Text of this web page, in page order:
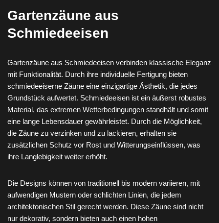
Gartenzäune aus
Schmiedeeisen
Gartenzäune aus Schmiedeeisen verbinden klassische Eleganz
mit Funktionalität. Durch ihre individuelle Fertigung bieten
schmiedeeiserne Zäune eine einzigartige Ästhetik, die jedes
Grundstück aufwertet. Schmiedeeisen ist ein äußerst robustes
Material, das extremen Wetterbedingungen standhält und somit
eine lange Lebensdauer gewährleistet. Durch die Möglichkeit,
die Zäune zu verzinken und zu lackieren, erhalten sie
zusätzlichen Schutz vor Rost und Witterungseinflüssen, was
ihre Langlebigkeit weiter erhöht.
Die Designs können von traditionell bis modern variieren, mit
aufwendigen Mustern oder schlichten Linien, die jedem
architektonischen Stil gerecht werden. Diese Zäune sind nicht
nur dekorativ, sondern bieten auch einen hohen